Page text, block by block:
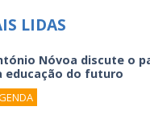
LIDAS
Nóvoa discute o
educação do futuro